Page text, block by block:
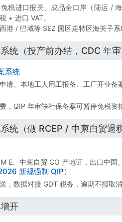
税进口报关、成品全口岸（陆运 /
+ 进口 VAT。
西港 / 巴域等 SEZ 园区走特区海关子系
统（投产前办结，CDC 年审
系统
请、本地工人用工报备、工厂开业备
，QIP 年审缺社保备案可暂停免税资
统（做 RCEP / 中柬自贸退
E、中柬自贸 CO 产地证，出口中国
新规强制 QIP）
，数据对接 GDT 税务，逾期不报取消
开